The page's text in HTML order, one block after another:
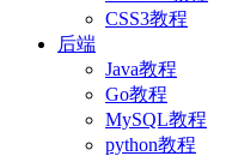
CSS3教程
后端
Java教程
Go教程
MySQL教程
python教程